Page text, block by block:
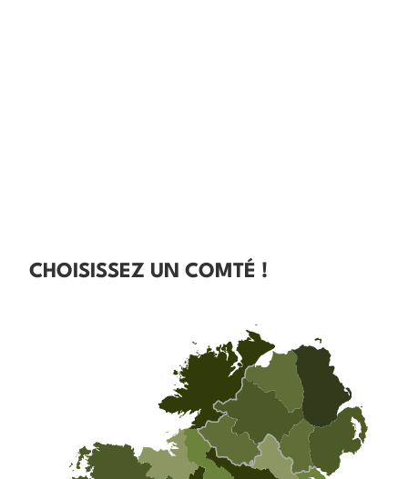
CHOISISSEZ UN COMTÉ !